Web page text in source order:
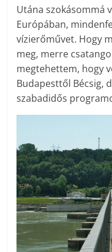
Utána szokásommá
Európában,
vízierőművet. Hogy
meg, merre
megtehettem, hogy
Budapesttől Bécsig,
szabadidős